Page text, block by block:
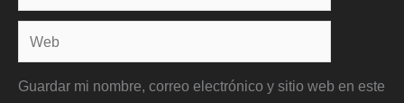
electrónico*
Web
Guardar mi nombre, correo electrónico y sitio web en este